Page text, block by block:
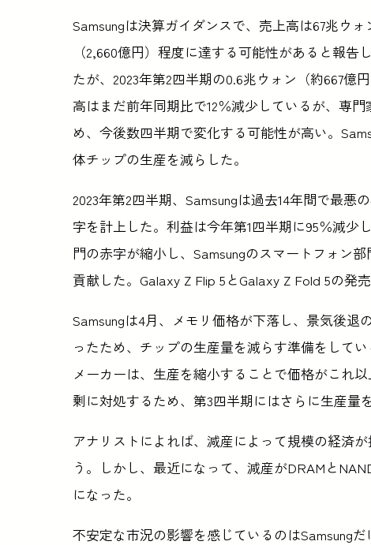
Samsungは決算ガイダンスで、売上高は67兆ウ
（2,660億円）程度に達する可能性があると報告
たが、2023年第2四半期の0.6兆ウォン（約667
高はまだ前年同期比で12％減少しているが、専
め、今後数四半期で変化する可能性が高い。
体チップの生産を減らした。
2023年第2四半期、Samsungは過去14年間で最
字を計上した。利益は今年第1四半期に95％減少
門の赤字が縮小し、Samsungのスマートフォン
貢献した。Galaxy Z Flip 5とGalaxy Z Fold 5の発
Samsungは4月、メモリ価格が下落し、景気後退
ったため、チップの生産量を減らす準備をして
メーカーは、生産を縮小することで価格がこれ
剰に対処するため、第3四半期にはさらに生産量
アナリストによれば、減産によって規模の経済
う。しかし、最近になって、減産がDRAMと
になった。
不安定な市況の影響を感じているのはSamsung